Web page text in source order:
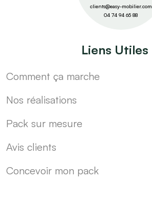
clients@easy-mobilier.com
04 74 94 65 88
Liens Utiles
Comment ça marche
Nos réalisations
Pack sur mesure
Avis clients
Concevoir mon pack